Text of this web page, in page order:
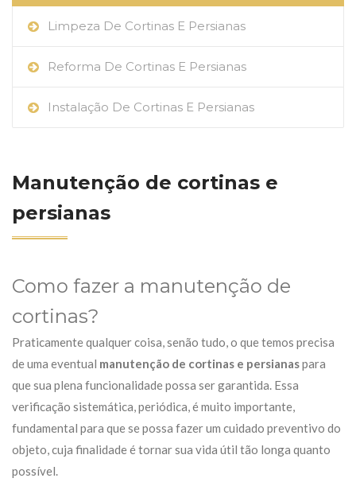
Limpeza De Cortinas E Persianas
Reforma De Cortinas E Persianas
Instalação De Cortinas E Persianas
Manutenção de cortinas e
persianas
Como fazer a manutenção de
cortinas?
Praticamente qualquer coisa, senão tudo, o que temos precisa
de uma eventual manutenção de cortinas e persianaspara
que sua plena funcionalidade possa ser garantida. Essa
verificação sistemática, periódica, é muito importante,
fundamental para que se possa fazer um cuidado preventivo do
objeto, cuja finalidade é tornar sua vida útil tão longa quanto
possível.